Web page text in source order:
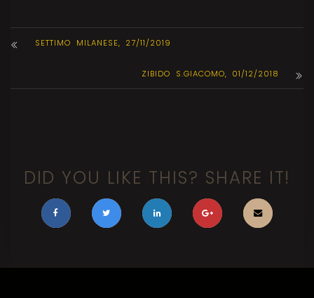
SETTIMO MILANESE, 27/11/2019
ZIBIDO S.GIACOMO, 01/12/2018
DID YOU LIKE THIS? SHARE IT!